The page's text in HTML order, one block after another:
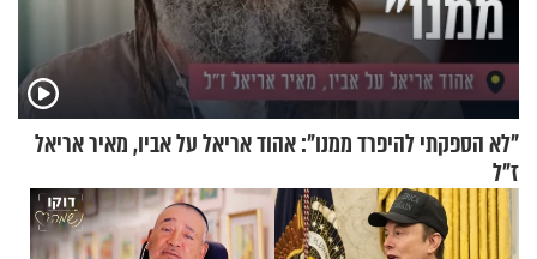
"לא הספקתי להיפרד ממנו": אהוד אריאל על אביו, מאיר אריאל
ז"ל